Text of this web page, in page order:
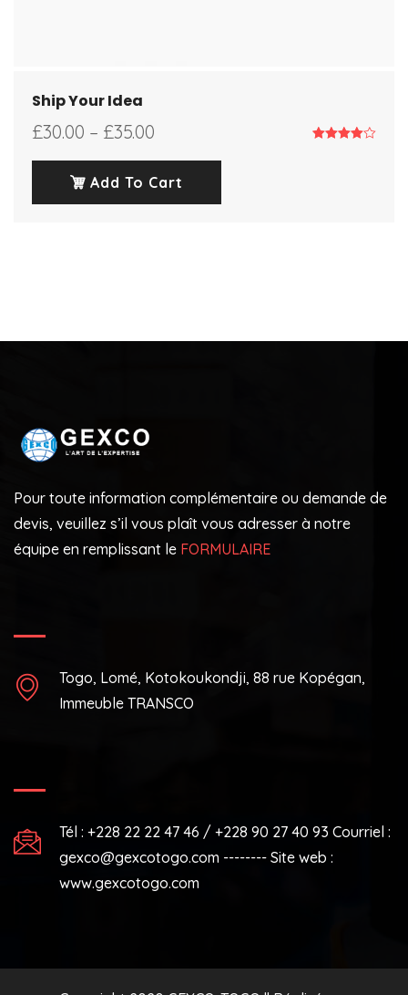
Ship Your Idea
£30.00 – £35.00
Add To Cart
Pour toute information complémentaire ou demande de
devis, veuillez s’il vous plaît vous adresser à notre
équipe en remplissant le FORMULAIRE
Togo, Lomé, Kotokoukondji, 88 rue Kopégan,
Immeuble TRANSCO
Tél : +228 22 22 47 46 / +228 90 27 40 93 Courriel :
gexco@gexcotogo.com -------- Site web :
www.gexcotogo.com